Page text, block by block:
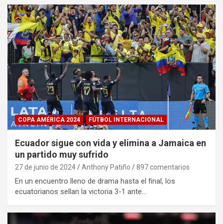
COPA AMÉRICA 2024 FÚTBOL INTERNACIONAL
Ecuador sigue con vida y elimina a Jamaica en
un partido muy sufrido
27 de junio de 2024 Anthony Patiño 897 comentarios
En un encuentro lleno de drama hasta el final, los
ecuatorianos sellan la victoria 3-1 ante…